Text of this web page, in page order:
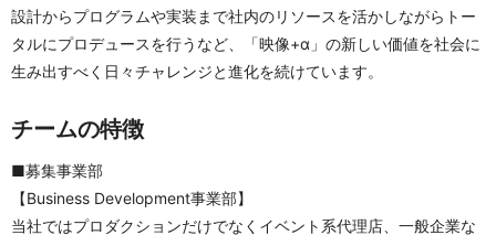
設計からプログラムや実装まで社内のリソースを活かしながらトー
タルにプロデュースを行うなど、「映像+α」の新しい価値を社会に
生み出すべく日々チャレンジと進化を続けています。
チームの特徴
■募集事業部
【Business Development事業部】
当社ではプロダクションだけでなくイベント系代理店、一般企業な